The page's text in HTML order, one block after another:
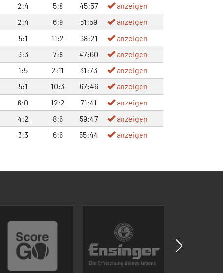
2:4 5:8 45:57
anzeigen
2:4 6:9 51:59
anzeigen
5:1 11:2 68:21
anzeigen
3:3 7:8 47:60
anzeigen
1:5 2:11 31:73
anzeigen
5:1 10:3 67:46
anzeigen
6:0 12:2 71:41
anzeigen
4:2 8:6 59:47
anzeigen
3:3 6:6 55:44 anzeigen